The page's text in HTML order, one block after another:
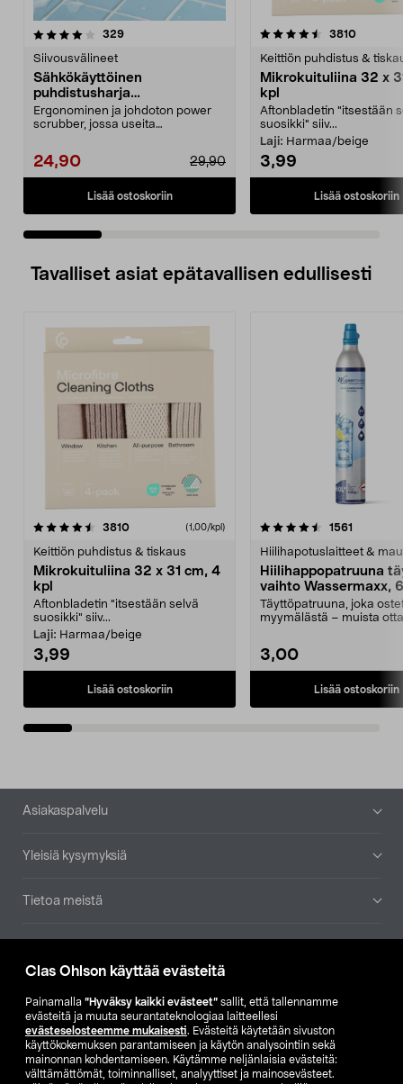
Clas Ohlson käyttää evästeitä
Painamalla ”Hyväksy kaikki evästeet” sallit, että tallennamme
evästeitä ja muuta seurantateknologiaa laitteellesi
evästeselosteemme mukaisesti. Evästeitä käytetään sivuston
käyttökokemuksen parantamiseen ja käytön analysointiin sekä
mainonnan kohdentamiseen. Käytämme neljänlaisia evästeitä:
välttämättömät, toiminnalliset, analyyttiset ja mainosevästeet.
329arvostelut
Siivousvälineet
Sähkökäyttöinen
puhdistusharja
kylpyhuoneeseen ja keittiöön
Ergonominen ja johdoton power
scrubber, jossa useita
24,90 29,90
Lisää ostoskoriin
4.5 viidestä
3810
Keittiön puhdistus &
Mikrokuituliina 32 x
kpl
Aftonbladetin "itsestään
suosikki" siiv...
Laji: Harmaa/beige
3,99
Lisää ostoskoriin
4.5 viidestä
Tavalliset asiat epätavallisen edullisesti
3810arvostelut (1,00/kpl)
Keittiön puhdistus & tiskaus
Mikrokuituliina 32 x 31 cm, 4
kpl
Aftonbladetin "itsestään selvä
suosikki" siiv...
Laji: Harmaa/beige
3,99
Lisää ostoskoriin
4.5viidestä
1561
Hiilihapotuslaitteet &
Hiilihappopatruuna
vaihto Wassermaxx,
Täyttöpatruuna, joka
myymälästä – muista
3,00
Lisää ostoskoriin
4.5viidestä
Alatunniste
Asiakaspalvelu
Yleisiä kysymyksiä
Tietoa meistä
Etsi myymälä
SE NO FI